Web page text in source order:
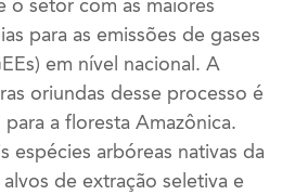
o setor com as maiores
para as emissões de gases
em nível nacional. A
oriundas desse processo é
a floresta Amazônica.
espécies arbóreas nativas da
de extração seletiva e